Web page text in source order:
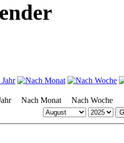
Nach Monat Nach Woche